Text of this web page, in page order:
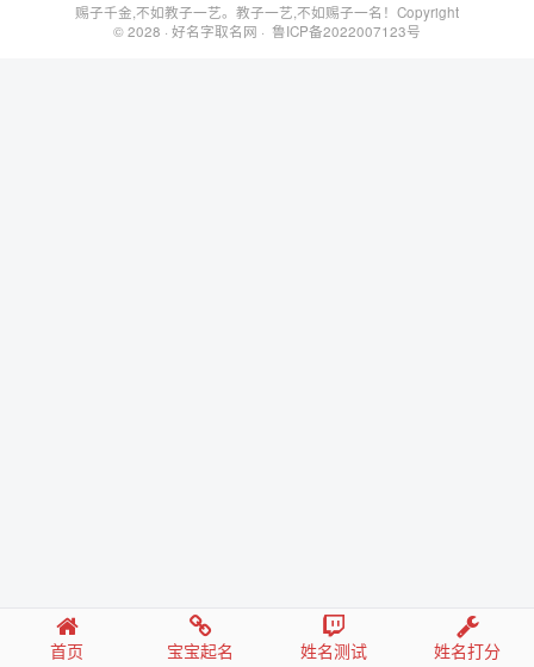
赐子千金,不如教子一艺。教子一艺,不如赐子一名！Copyright
© 2028 · 好名字取名网 · 鲁ICP备2022007123号
首页 宝宝起名 姓名测试 姓名打分